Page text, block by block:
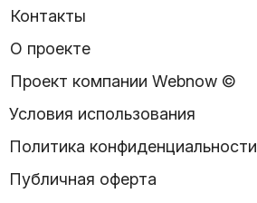
Контакты
О проекте
Проект компании Webnow ©
Условия использования
Политика конфиденциальности
Публичная оферта